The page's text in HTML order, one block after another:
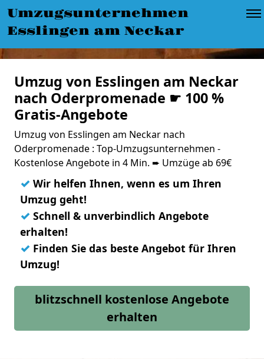
Umzugsunternehmen
Esslingen am Neckar
Umzug von Esslingen am Neckar
nach Oderpromenade ☛ 100 %
Gratis-Angebote
Umzug von Esslingen am Neckar nach
Oderpromenade : Top-Umzugsunternehmen -
Kostenlose Angebote in 4 Min. ➨ Umzüge ab 69€
✓ Wir helfen Ihnen, wenn es um Ihren
Umzug geht!
✓ Schnell & unverbindlich Angebote
erhalten!
✓ Finden Sie das beste Angebot für Ihren
Umzug!
blitzschnell kostenlose Angebote
erhalten